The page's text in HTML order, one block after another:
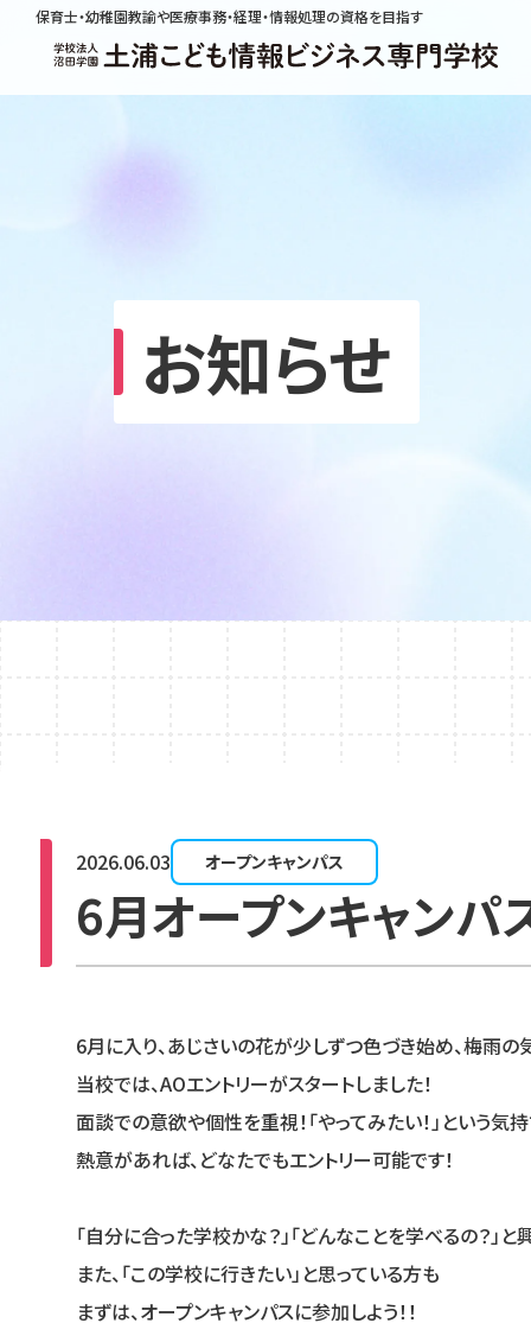
保育士・幼稚園教諭や医療事務・経理・情報処理の資格を目指す
お知らせ
2026.06.03 オープンキャンパス
6月オープンキャンパ
6月に入り、あじさいの花が少しずつ色づき始め、梅雨
当校では、AOエントリーがスタートしました！
面談での意欲や個性を重視！「やってみたい！」という気
熱意があれば、どなたでもエントリー可能です！
「自分に合った学校かな？」「どんなことを学べるの？」
また、「この学校に行きたい」と思っている方も
まずは、オープンキャンパスに参加しよう！！